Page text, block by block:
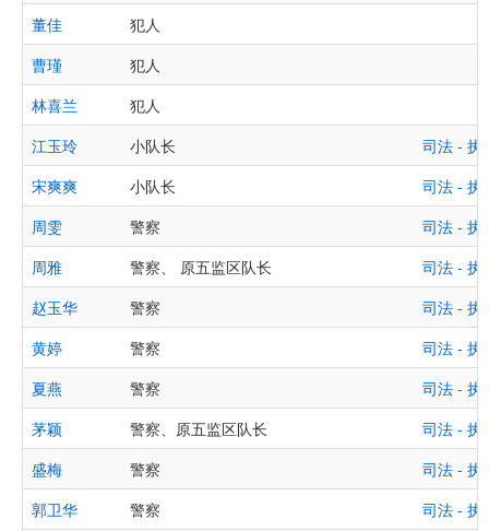
董佳
犯人
曹瑾
犯人
林喜兰
犯人
江玉玲
小队长
司法 - 执
宋爽爽
小队长
司法 - 执
周雯
警察
司法 - 执
周雅
警察、 原五监区队长
司法 - 执
赵玉华
警察
司法 - 执
黄婷
警察
司法 - 执
夏燕
警察
司法 - 执
茅颖
警察、原五监区队长
司法 - 执
盛梅
警察
司法 - 执
郭卫华
警察
司法 - 执